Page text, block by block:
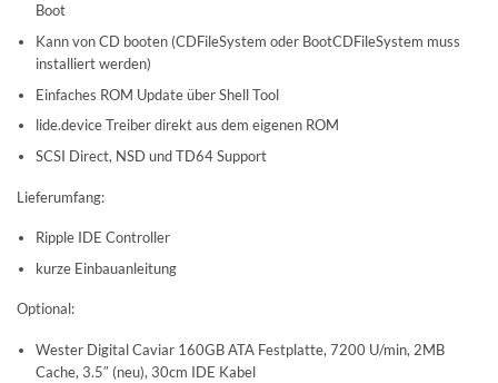
Boot
Kann von CD booten (CDFileSystem oder BootCDFileSystem muss
installiert werden)
Einfaches ROM Update über Shell Tool
lide.device Treiber direkt aus dem eigenen ROM
SCSI Direct, NSD und TD64 Support
Lieferumfang:
Ripple IDE Controller
kurze Einbauanleitung
Optional:
Wester Digital Caviar 160GB ATA Festplatte, 7200 U/min, 2MB
Cache, 3.5″ (neu), 30cm IDE Kabel